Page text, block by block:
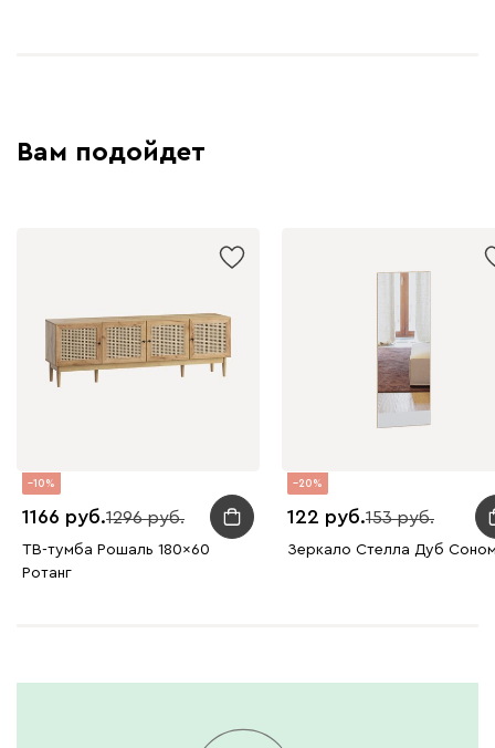
Вам подойдет
10
1166 1296
ТВ-тумба Рошаль 180x60
Ротанг
20
122 153
Зеркало Стелла Дуб